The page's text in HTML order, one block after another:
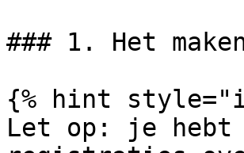
### 1. Het
{% hint
Let op: je hebt